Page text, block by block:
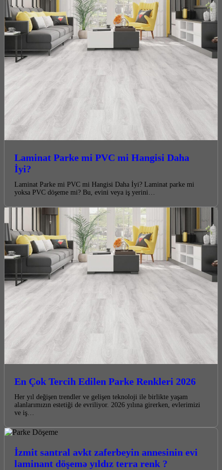
Laminat Parke mi PVC mi Hangisi Daha
İyi?
Laminat Parke mi PVC mi Hangisi Daha İyi? Laminat parke mi
yoksa PVC döşeme mi? Bu, evini veya iş yerini…
En Çok Tercih Edilen Parke Renkleri 2026
Her yıl değişen trendler ve gelişen teknoloji ile birlikte yaşam
alanlarımızın estetiği de evriliyor. 2026 yılına girerken, evlerimizi
ve iş…
İzmit santral avkt zaferbeyin annesinin evi
laminant döşemə yıldız terra renk ?